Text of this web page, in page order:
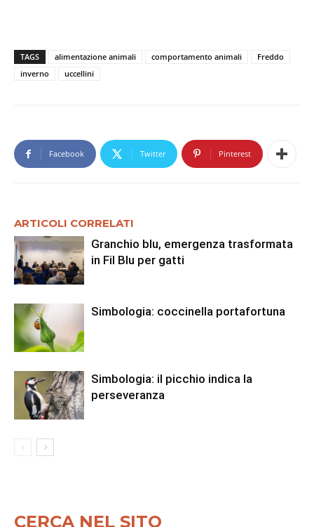
TAGS alimentazione animali comportamento animali
Freddo
inverno
uccellini
Facebook Twitter Pinterest
ARTICOLI CORRELATI
Granchio blu, emergenza trasformata
in Fil Blu per gatti
Simbologia: coccinella portafortuna
Simbologia: il picchio indica la
perseveranza
CERCA NEL SITO